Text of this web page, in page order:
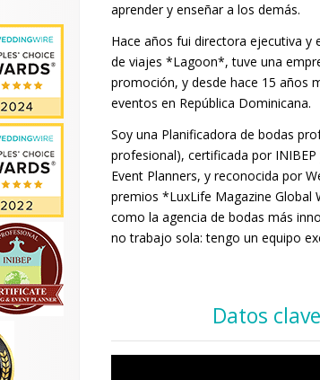
aprender y enseñar a los demás.
Hace años fui directora ejecutiva y
de viajes *Lagoon*, tuve una
promoción, y desde hace 15 años
eventos en República Dominicana.
Soy una Planificadora de bodas
profesional), certificada por
Event Planners, y reconocida por
premios *LuxLife Magazine Global
como la agencia de bodas más
no trabajo sola: tengo un equipo
Datos